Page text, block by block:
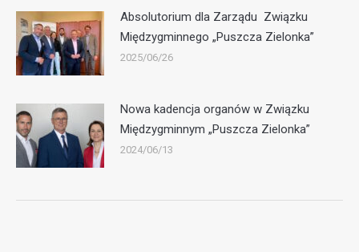
Absolutorium dla Zarządu Związku
Międzygminnego „Puszcza Zielonka”
2025/06/26
Nowa kadencja organów w Związku
Międzygminnym „Puszcza Zielonka”
2024/06/13